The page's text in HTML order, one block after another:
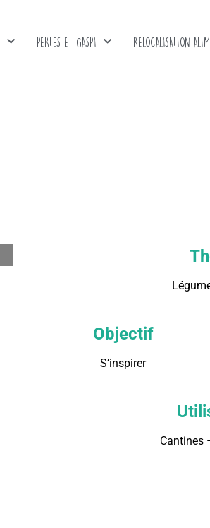
PERTES ET GASPI RELOCALISATION
Objectif
S’inspirer
Cantines